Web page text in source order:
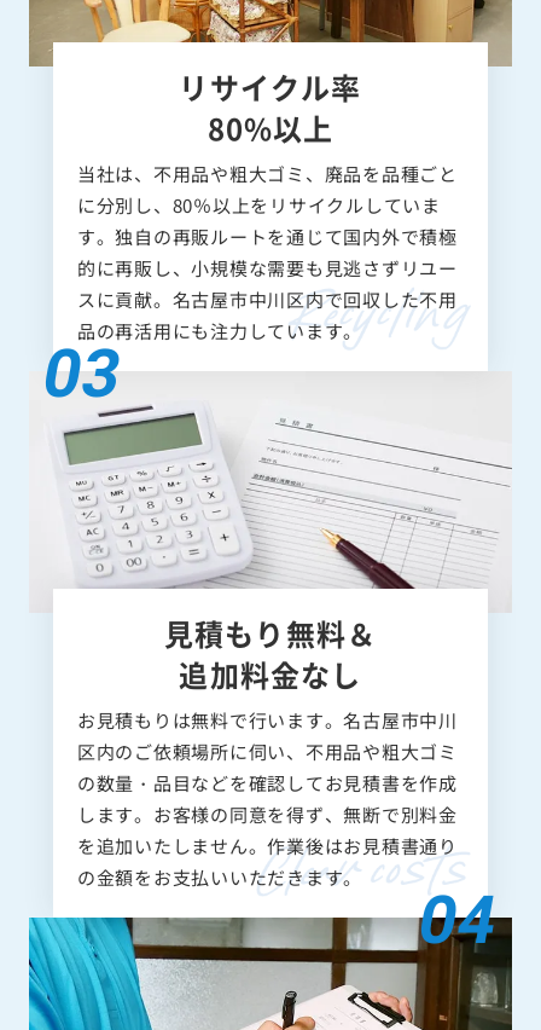
リサイクル率
80%以上
当社は、不用品や粗大ゴミ、廃品を品種ごと
に分別し、80％以上をリサイクルしていま
す。独自の再販ルートを通じて国内外で積極
的に再販し、小規模な需要も見逃さずリユー
スに貢献。名古屋市中川区内で回収した不用
品の再活用にも注力しています。
見積もり無料＆
追加料金なし
お見積もりは無料で行います。名古屋市中川
区内のご依頼場所に伺い、不用品や粗大ゴミ
の数量・品目などを確認してお見積書を作成
します。お客様の同意を得ず、無断で別料金
を追加いたしません。作業後はお見積書通り
の金額をお支払いいただきます。